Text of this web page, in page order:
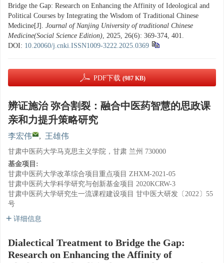
Bridge the Gap: Research on Enhancing the Affinity of Ideological and
Political Courses by Integrating the Wisdom of Traditional Chinese
Medicine[J]. Journal of Nanjing University of traditional Chinese
Medicine(Social Science Edition), 2025, 26(6): 369-374, 401.
DOI: 10.20060/j.cnki.ISSN1009-3222.2025.0369
PDF下载 (987 KB)
辨证施治 弥合割裂：融合中医药智慧的思政课
亲和力提升策略研究
李宏伟 , 王雄伟
甘肃中医药大学马克思主义学院，甘肃 兰州 730000
基金项目:
甘肃中医药大学改革综合项目重点项目 ZHXM-2021-05
甘肃中医药大学科学研究与创新基金项目 2020KCRW-3
甘肃中医药大学研究生一流课程建设项目 甘中医大研发〔2022〕55
号
详细信息
Dialectical Treatment to Bridge the Gap:
Research on Enhancing the Affinity of